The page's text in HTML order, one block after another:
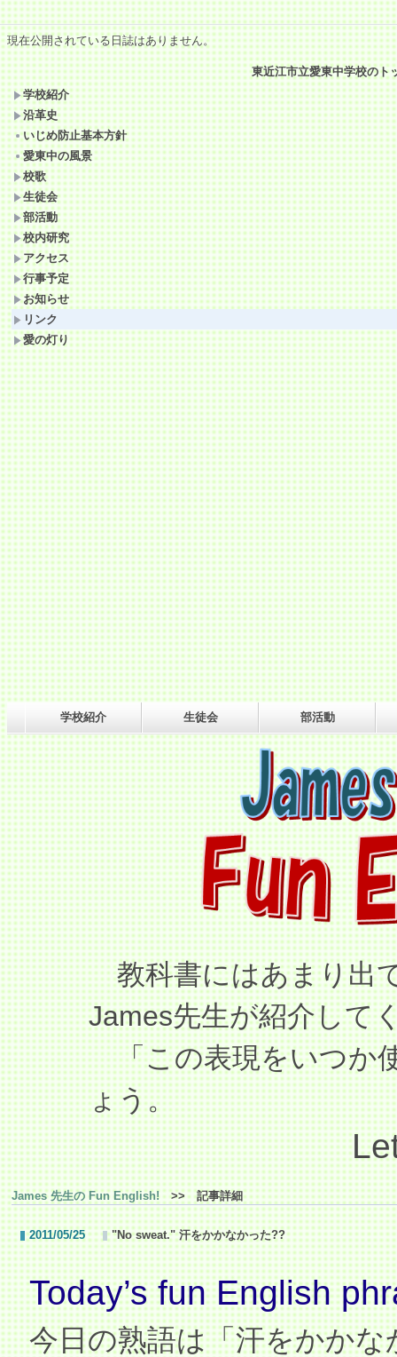
現在公開されている日誌はありません。
東近江市立愛東中学校のト
学校紹介
沿革史
いじめ防止基本方針
愛東中の風景
校歌
生徒会
部活動
校内研究
アクセス
行事予定
お知らせ
リンク
愛の灯り
学校紹介 生徒会 部活動
教科書にはあまり出
James先生が紹介して
「この表現をいつか
ょう。
Let’s use the
James 先生の Fun English! >> 記事詳細
2011/05/25 "No sweat." 汗をかかなかった??
Today’s fun English
今日の熟語は「汗をかかな